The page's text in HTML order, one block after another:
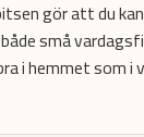
gör att du
små
i hemmet som i